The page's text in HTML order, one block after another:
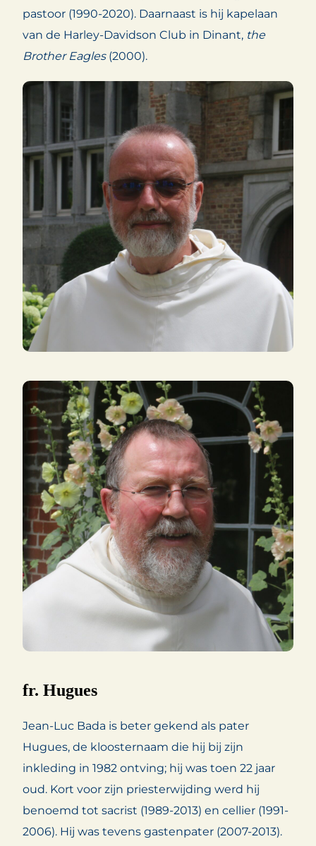
pastoor (1990-2020). Daarnaast is hij kapelaan
van de Harley-Davidson Club in Dinant, the
Brother Eagles (2000).
fr. Hugues
Jean-Luc Bada is beter gekend als pater
Hugues, de kloosternaam die hij bij zijn
inkleding in 1982 ontving; hij was toen 22 jaar
oud. Kort voor zijn priesterwijding werd hij
benoemd tot sacrist (1989-2013) en cellier (1991-
2006). Hij was tevens gastenpater (2007-2013).